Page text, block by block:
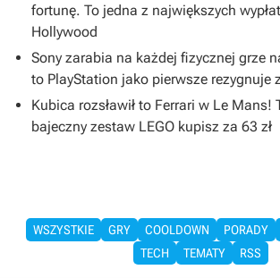
fortunę. To jedna z największych
Hollywood
Sony zarabia na każdej fizycznej grze
to PlayStation jako pierwsze rezygnuje
Kubica rozsławił to Ferrari w Le Mans!
bajeczny zestaw LEGO kupisz za 63 zł
WSZYSTKIE GRY COOLDOWN PORADY
TECH
TEMATY RSS